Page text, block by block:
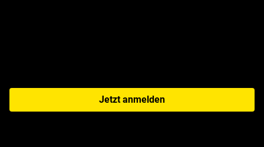
Jetzt anmelden